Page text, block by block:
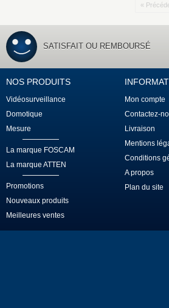
«
SATISFAIT OU REMBOURSÉ
NOS PRODUITS
Vidéosurveillance
Domotique
Mesure
La marque FOSCAM
La marque ATTEN
Promotions
Nouveaux produits
Meilleures ventes
Mon compte
Contactez-
Livraison
Mentions
Conditions
A propos
Plan du site